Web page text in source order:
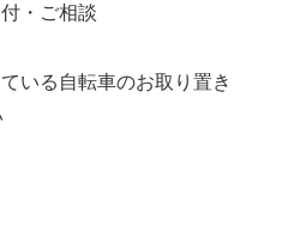
・ご相談
いる自転車のお取り置き